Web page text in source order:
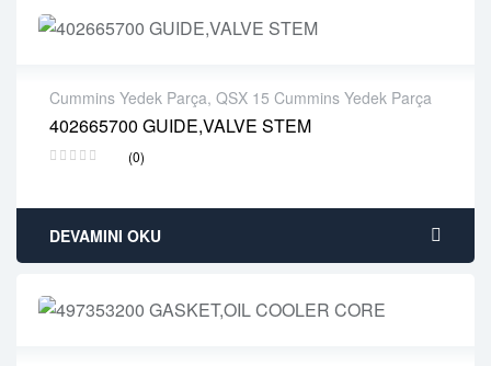
Cummins Yedek Parça, QSX 15 Cummins Yedek Parça
402665700 GUIDE,VALVE STEM
(0)
2 years warranty
Delivery time: 1-2 business days
DEVAMINI OKU